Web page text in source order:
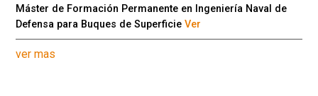
Máster de Formación Permanente en Ingeniería Naval de
Defensa para Buques de SuperficieVer
ver mas